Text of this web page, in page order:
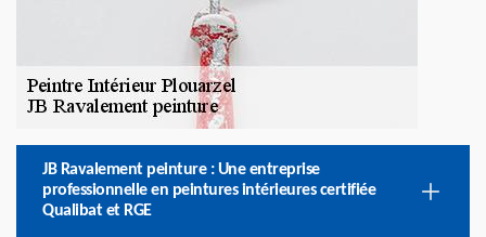
JB Ravalement peinture : Une entreprise
professionnelle en peintures intérieures certifiée
Qualibat et RGE